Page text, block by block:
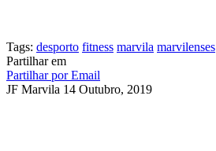
Tags: desporto fitness marvila marvilenses
Partilhar em
Partilhar por Email
JF Marvila 14 Outubro, 2019